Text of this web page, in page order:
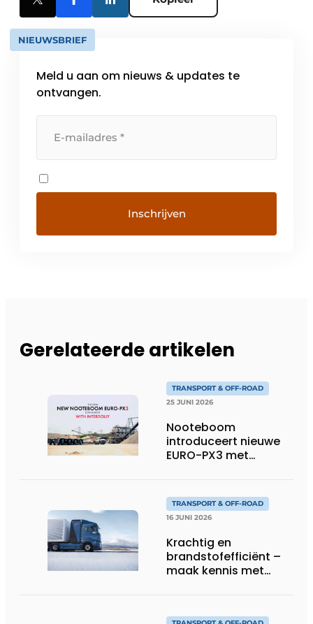
NIEUWSBRIEF
Meld u aan om nieuws & updates te
ontvangen.
Gerelateerde artikelen
TRANSPORT & OFF-ROAD
25 JUNI 2026
Nooteboom
introduceert nieuwe
EURO-PX3 met
flexibiliteit in speciaal
transport
TRANSPORT & OFF-ROAD
16 JUNI 2026
Krachtig en
brandstofefficiënt –
maak kennis met